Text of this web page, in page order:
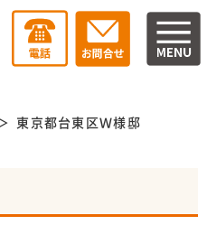
東京都台東区Ｗ様邸